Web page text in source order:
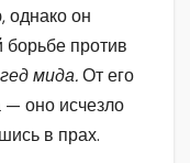
однако он
борьбе против
гед мида.От его
— оно исчезло
в прах.